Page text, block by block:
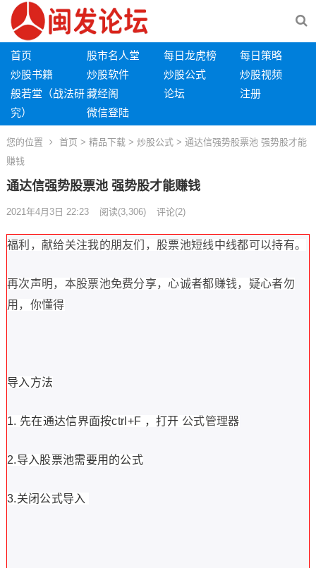
首页 股市名人堂 每日龙虎榜
每日策略
炒股书籍
炒股软件 炒股公式
炒股视频
般若堂（战法研
究）
藏经阁 论坛
注册
微信登陆
您的位置 首页 > 精品下载> 炒股公式 > 通达信强势股票池 强势股才能
赚钱
通达信强势股票池 强势股才能赚钱
2021年4月3日 22:23 阅读(3,306) 评论(2)
福利，献给关注我的朋友们，股票池短线中线都可以持有。
再次声明，本股票池免费分享，心诚者都赚钱，疑心者勿
用，你懂得
导入方法
1. 先在通达信界面按ctrl+F ，打开 公式管理器
2.导入股票池需要用的公式
3.关闭公式导入